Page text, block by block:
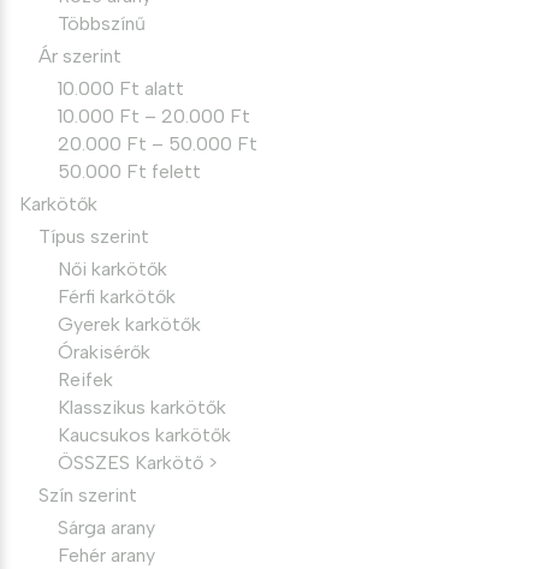
Többszínű
Ár szerint
10.000 Ft alatt
10.000 Ft – 20.000 Ft
20.000 Ft – 50.000 Ft
50.000 Ft felett
Karkötők
Típus szerint
Női karkötők
Férfi karkötők
Gyerek karkötők
Órakisérők
Reifek
Klasszikus karkötők
Kaucsukos karkötők
ÖSSZES Karkötő >
Szín szerint
Sárga arany
Fehér arany